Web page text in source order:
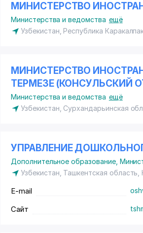
МИНИСТЕРСТВО
Министерства и ведомства ещё
Узбекистан, Республика
МИНИСТЕРСТВО
ТЕРМЕЗЕ (КОНСУЛЬСКИЙ
Министерства и ведомства ещё
Узбекистан, Сурхандарьинская
УПРАВЛЕНИЕ
Дополнительное образование,
Узбекистан, Ташкентская область,
E-mail
Сайт